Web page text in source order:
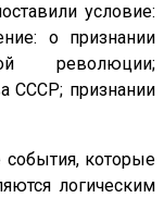
условие:
о признании
революции;
СССР; признании
которые
логическим